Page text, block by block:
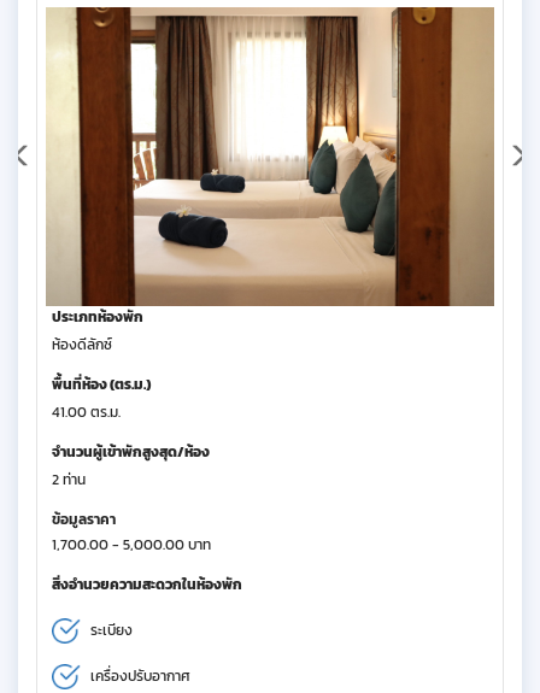
ประเภทห้องพัก
ห้องดีลักซ์
พื้นที่ห้อง (ตร.ม.)
41.00 ตร.ม.
จำนวนผู้เข้าพักสูงสุด/ห้อง
2 ท่าน
ข้อมูลราคา
1,700.00 - 5,000.00 บาท
สิ่งอำนวยความสะดวกในห้องพัก
ระเบียง
เครื่องปรับอากาศ